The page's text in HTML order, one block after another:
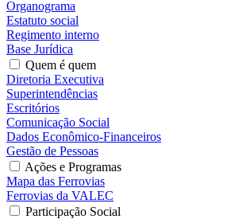
Organograma
Estatuto social
Regimento interno
Base Jurídica
Quem é quem
Diretoria Executiva
Superintendências
Escritórios
Comunicação Social
Dados Econômico-Financeiros
Gestão de Pessoas
Ações e Programas
Mapa das Ferrovias
Ferrovias da VALEC
Participação Social